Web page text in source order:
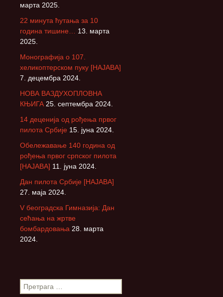
марта 2025.
22 минута ћутања за 10
година тишине…
13. марта
2025.
Монографија о 107.
хеликоптерском пуку [НАЈАВА]
7. децембра 2024.
НОВА ВАЗДУХОПЛОВНА
КЊИГА 25. септембра 2024.
14 деценија од рођења првог
пилота Србије 15. јуна 2024.
Обележавање 140 година од
рођења првог српског пилота
[НАЈАВА] 11. јуна 2024.
Дан пилота Србије [НАЈАВА]
27. маја 2024.
V београдска Гимназија: Дан
сећања на жртве
бомбардовања 28. марта
2024.
П
р